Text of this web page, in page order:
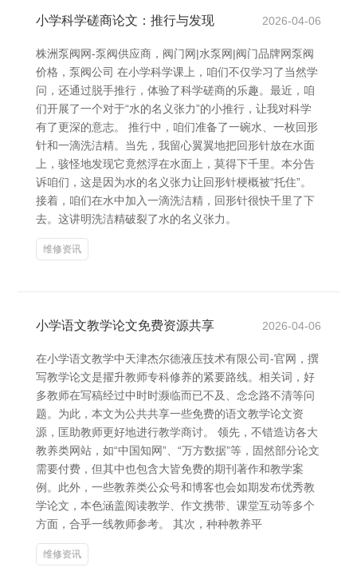
小学科学磋商论文：推行与发现 2026-04-06
株洲泵阀网-泵阀供应商，阀门网|水泵网|阀门品牌网泵阀
价格，泵阀公司 在小学科学课上，咱们不仅学习了当然学
问，还通过脱手推行，体验了科学磋商的乐趣。最近，咱
们开展了一个对于“水的名义张力”的小推行，让我对科学
有了更深的意志。 推行中，咱们准备了一碗水、一枚回形
针和一滴洗洁精。当先，我留心翼翼地把回形针放在水面
上，骇怪地发现它竟然浮在水面上，莫得下千里。本分告
诉咱们，这是因为水的名义张力让回形针梗概被“托住”。
接着，咱们在水中加入一滴洗洁精，回形针很快千里了下
去。这讲明洗洁精破裂了水的名义张力。
维修资讯
小学语文教学论文免费资源共享 2026-04-06
在小学语文教学中天津杰尔德液压技术有限公司-官网，撰
写教学论文是擢升教师专科修养的紧要路线。相关词，好
多教师在写稿经过中时时濒临而已不及、念念路不清等问
题。为此，本文为公共共享一些免费的语文教学论文资
源，匡助教师更好地进行教学商讨。 领先，不错造访各大
教养类网站，如“中国知网”、“万方数据”等，固然部分论文
需要付费，但其中也包含大皆免费的期刊著作和教学案
例。此外，一些教养类公众号和博客也会如期发布优秀教
学论文，本色涵盖阅读教学、作文携带、课堂互动等多个
方面，合乎一线教师参考。 其次，种种教养平
维修资讯